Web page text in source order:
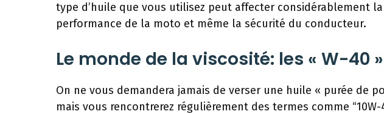
type d’huile que vous utilisez peut affecter considérablement
performance de la moto et même la sécurité du conducteur.
Le monde de la viscosité: les « W-40 »
On ne vous demandera jamais de verser une huile « purée de
mais vous rencontrerez régulièrement des termes comme “10W-